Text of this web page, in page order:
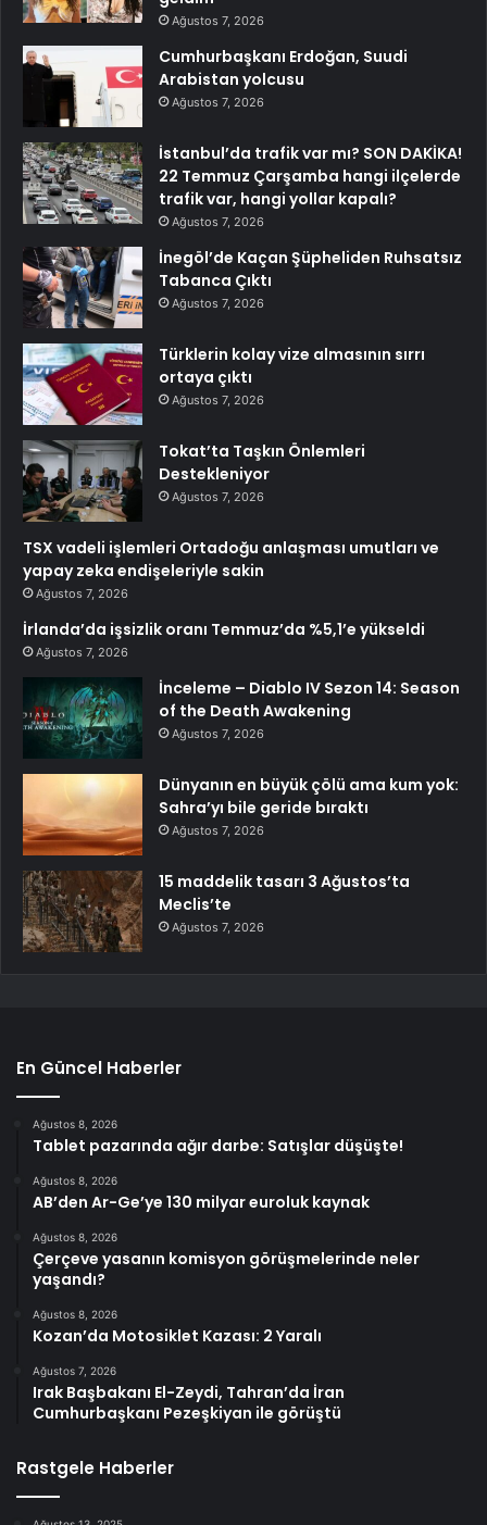
Ağustos 7, 2026
Cumhurbaşkanı Erdoğan, Suudi
Arabistan yolcusu
Ağustos 7, 2026
İstanbul’da trafik var mı? SON DAKİKA!
22 Temmuz Çarşamba hangi ilçelerde
trafik var, hangi yollar kapalı?
Ağustos 7, 2026
İnegöl’de Kaçan Şüpheliden Ruhsatsız
Tabanca Çıktı
Ağustos 7, 2026
Türklerin kolay vize almasının sırrı
ortaya çıktı
Ağustos 7, 2026
Tokat’ta Taşkın Önlemleri
Destekleniyor
Ağustos 7, 2026
TSX vadeli işlemleri Ortadoğu anlaşması umutları ve
yapay zeka endişeleriyle sakin
Ağustos 7, 2026
İrlanda’da işsizlik oranı Temmuz’da %5,1’e yükseldi
Ağustos 7, 2026
İnceleme – Diablo IV Sezon 14: Season
of the Death Awakening
Ağustos 7, 2026
Dünyanın en büyük çölü ama kum yok:
Sahra’yı bile geride bıraktı
Ağustos 7, 2026
15 maddelik tasarı 3 Ağustos’ta
Meclis’te
Ağustos 7, 2026
En Güncel Haberler
Ağustos 8, 2026
Tablet pazarında ağır darbe: Satışlar düşüşte!
Ağustos 8, 2026
AB’den Ar-Ge’ye 130 milyar euroluk kaynak
Ağustos 8, 2026
Çerçeve yasanın komisyon görüşmelerinde neler
yaşandı?
Ağustos 8, 2026
Kozan’da Motosiklet Kazası: 2 Yaralı
Ağustos 7, 2026
Irak Başbakanı El-Zeydi, Tahran’da İran
Cumhurbaşkanı Pezeşkiyan ile görüştü
Rastgele Haberler